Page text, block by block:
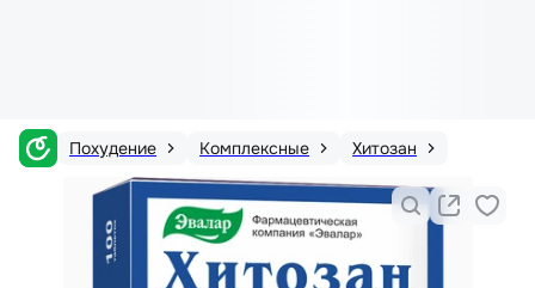
Похудение Комплексные Хитозан